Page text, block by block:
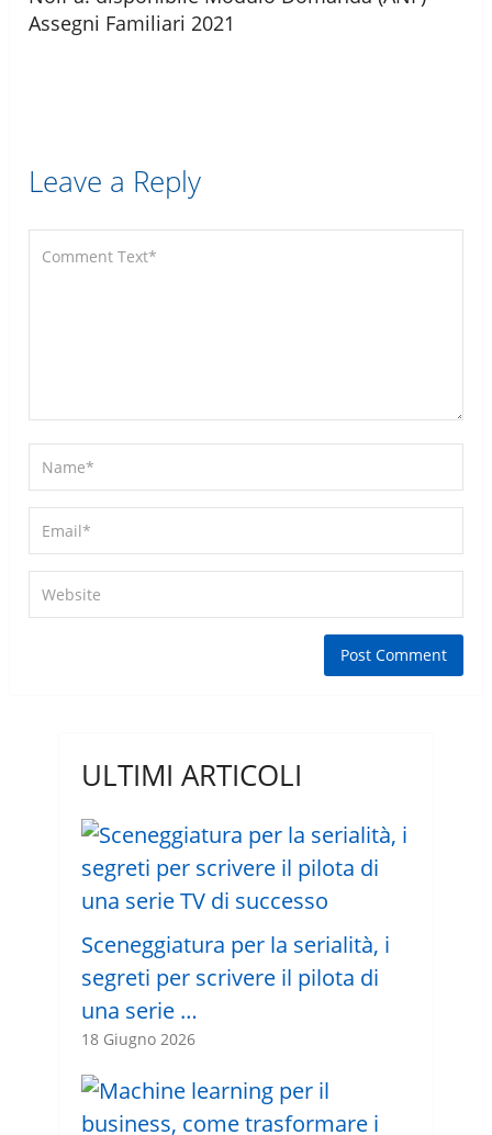
Assegni Familiari 2021
Leave a Reply
ULTIMI ARTICOLI
Sceneggiatura per la serialità, i
segreti per scrivere il pilota di
una serie …
18 Giugno 2026